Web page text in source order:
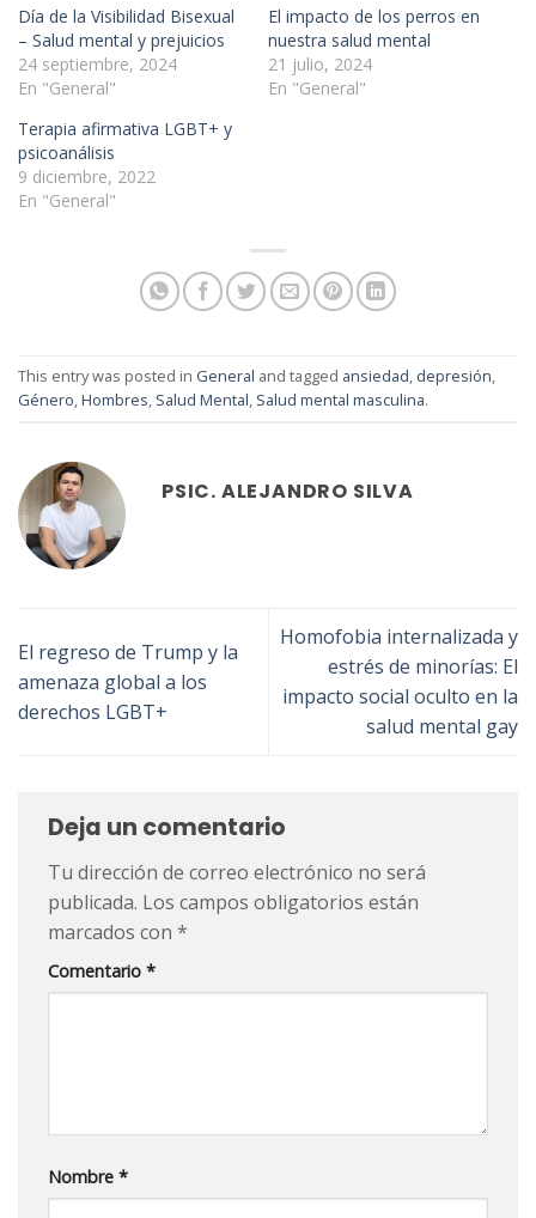
Día de la Visibilidad Bisexual
– Salud mental y prejuicios
24 septiembre, 2024
En "General"
El impacto de los perros en
nuestra salud mental
21 julio, 2024
En "General"
Terapia afirmativa LGBT+ y
psicoanálisis
9 diciembre, 2022
En "General"
This entry was posted in General and tagged ansiedad, depresión,
Género,Hombres, Salud Mental, Salud mental masculina.
PSIC. ALEJANDRO SILVA
El regreso de Trump y la
amenaza global a los
derechos LGBT+
Homofobia internalizada y
estrés de minorías: El
impacto social oculto en la
salud mental gay
Deja un comentario
Tu dirección de correo electrónico no será
publicada. Los campos obligatorios están
marcados con *
Comentario *
Nombre *